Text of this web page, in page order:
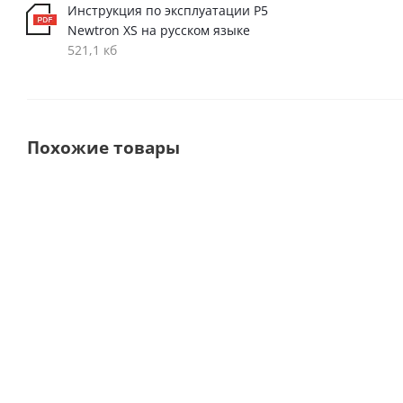
Инструкция по эксплуатации P5
Newtron XS на русском языке
521,1 кб
Похожие товары